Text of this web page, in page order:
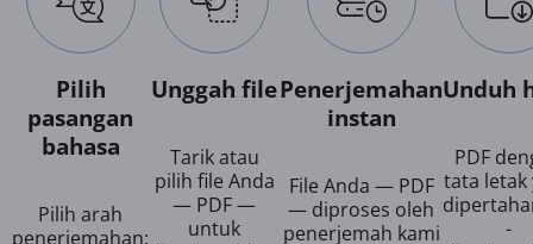
Pilih
pasangan
bahasa
Pilih arah
penerjemahan:
Unggah file
Tarik atau
pilih file Anda
— PDF —
untuk
Penerjemahan
instan
File Anda — PDF
— diproses oleh
penerjemah kami
Unduh
PDF
tata letak
-